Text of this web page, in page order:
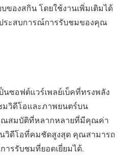
บของสกิน โดยใช้งานเพิ่มเติมได้
ระสบการณ์การรับชมของคุณ
นซอฟต์แวร์เพลย์เบ็คที่ทรงพลัง
วิดีโอและภาพยนตร์บน
ณสมบัติที่หลากหลายที่มีคุณค่า
วิดีโอที่คมชัดสูงสุด คุณสามารถ
ารรับชมที่ยอดเยี่ยมได้.